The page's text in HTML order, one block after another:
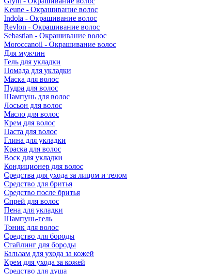
Keune - Окрашивание волос
Indola - Окрашивание волос
Revlon - Окрашивание волос
Sebastian - Окрашивание волос
Moroccanoil - Окрашивание волос
Для мужчин
Гель для укладки
Помада для укладки
Маска для волос
Пудра для волос
Шампунь для волос
Лосьон для волос
Масло для волос
Крем для волос
Паста для волос
Глина для укладки
Краска для волос
Воск для укладки
Кондиционер для волос
Средства для ухода за лицом и телом
Средство для бритья
Средство после бритья
Спрей для волос
Пена для укладки
Шампунь-гель
Тоник для волос
Средство для бороды
Стайлинг для бороды
Бальзам для ухода за кожей
Крем для ухода за кожей
Средство для душа